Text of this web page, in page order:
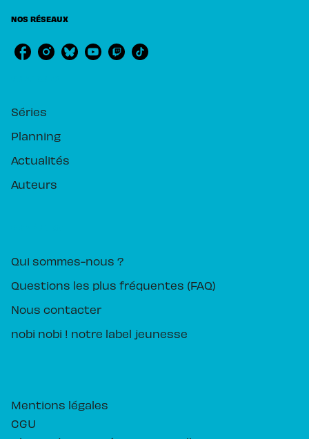
NOS RÉSEAUX
Séries
Planning
Actualités
Auteurs
Qui sommes-nous ?
Questions les plus fréquentes (FAQ)
Nous contacter
nobi nobi ! notre label jeunesse
Mentions légales
CGU